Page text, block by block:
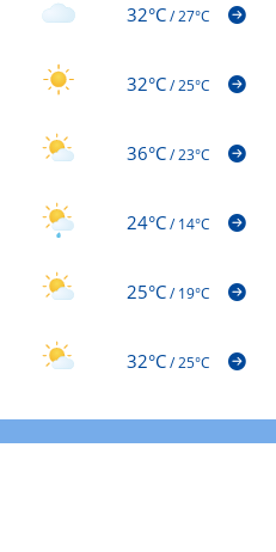
32°C/27°C
32°C/25°C
36°C/23°C
24°C/14°C
25°C/19°C
32°C/25°C